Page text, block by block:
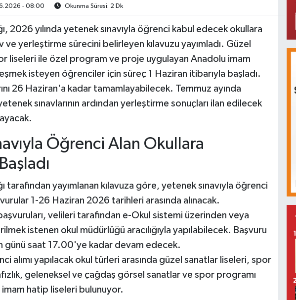
- 08:00 Okunma Süresi: 2 Dk
2026 yılında yetenek sınavıyla öğrenci kabul edecek okullara
ve yerleştirme sürecini belirleyen kılavuzu yayımladı. Güzel
liseleri ile özel program ve proje uygulayan Anadolu imam
isteyen öğrenciler için süreç 1 Haziran itibarıyla başladı.
26 Haziran'a kadar tamamlayabilecek. Temmuz ayında
sınavlarının ardından yerleştirme sonuçları ilan edilecek
Öğrenci Alan Okullara
tarafından yayımlanan kılavuza göre, yetenek sınavıyla öğrenci
1-26 Haziran 2026 tarihleri arasında alınacak.
velileri tarafından e-Okul sistemi üzerinden veya
istenen okul müdürlüğü aracılığıyla yapılabilecek. Başvuru
günü saat 17.00'ye kadar devam edecek.
alımı yapılacak okul türleri arasında güzel sanatlar liseleri, spor
geleneksel ve çağdaş görsel sanatlar ve spor programı
hatip liseleri bulunuyor.
1